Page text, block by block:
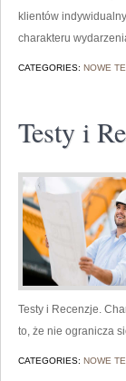
klientów
charakteru
CATEGORIES: NOWE
Testy i
Testy i Recenzje.
to, że nie ogranicza
CATEGORIES: NOWE